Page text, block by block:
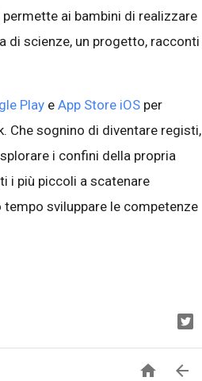
ai bambini di realizzare
di scienze, un progetto, racconti
Play e App Store iOS per
Che sognino di diventare registi,
i confini della propria
i più piccoli a scatenare
tempo sviluppare le competenze
 